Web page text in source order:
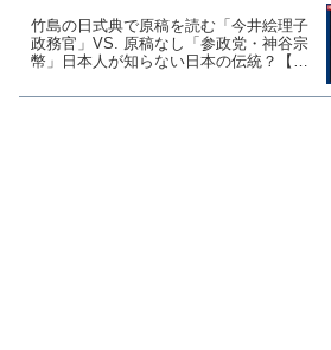
竹島の日式典で原稿を読む「今井絵理子
政務官」VS. 原稿なし「参政党・神谷宗
幣」日本人が知らない日本の伝統？【マ